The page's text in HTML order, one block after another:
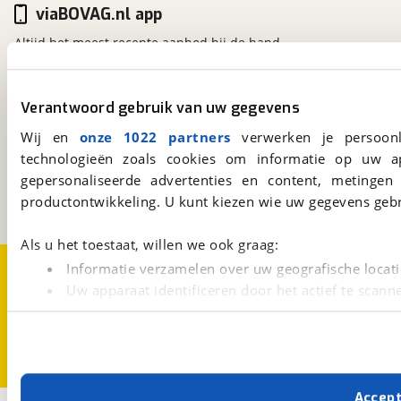
Verantwoord gebruik van uw gegevens
Wij en onze 1022 partners verwerken je
technologieën zoals cookies om informatie op
gepersonaliseerde advertenties en content,
productontwikkeling. U kunt kiezen wie uw gegevens
Als u het toestaat, willen we ook graag:
Informatie verzamelen over uw geografische
Uw apparaat identificeren door het actief te
Lees meer over hoe uw persoonlijke gegevens worden
Met cookies en vergelijkbare technieken zorgen we
viaBOVAG.nl
Kosterijland 15
3981 AJ
Bunnik
Een initiatief van
BOVAG
viaBOVAG.nl app
Altijd het meest recente aanbod bij de hand.
Over viaBOVAG.nlDisclaimer- en Privacyverklaring
Cookievoorkeuren
Vacatures